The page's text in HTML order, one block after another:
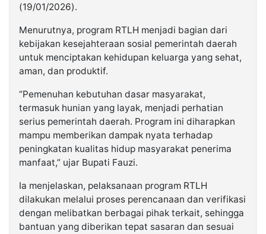
(19/01/2026).
Menurutnya, program RTLH menjadi bagian dari
kebijakan kesejahteraan sosial pemerintah daerah
untuk menciptakan kehidupan keluarga yang sehat,
aman, dan produktif.
“Pemenuhan kebutuhan dasar masyarakat,
termasuk hunian yang layak, menjadi perhatian
serius pemerintah daerah. Program ini diharapkan
mampu memberikan dampak nyata terhadap
peningkatan kualitas hidup masyarakat penerima
manfaat,” ujar Bupati Fauzi.
Ia menjelaskan, pelaksanaan program RTLH
dilakukan melalui proses perencanaan dan verifikasi
dengan melibatkan berbagai pihak terkait, sehingga
bantuan yang diberikan tepat sasaran dan sesuai